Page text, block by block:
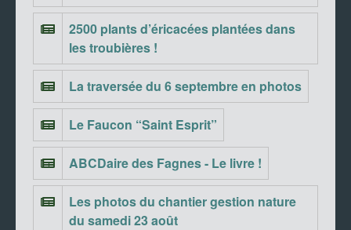
2500 plants d’éricacées plantées dans
les troubières !
La traversée du 6 septembre en photos
Le Faucon “Saint Esprit”
ABCDaire des Fagnes - Le livre !
Les photos du chantier gestion nature
du samedi 23 août